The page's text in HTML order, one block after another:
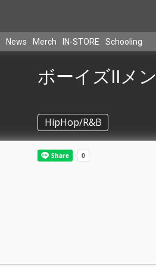
News Merch IN-STORE Schooling
ボーイズIIメン
HipHop/R&B